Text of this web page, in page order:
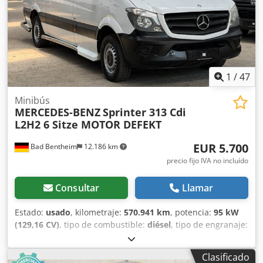
1 /47
Bad Bentheim 12.186 km
Minibús
MERCEDES-BENZSprinter 313 Cdi
L2H2 6 Sitze MOTOR DEFEKT
EUR 5.700
precio fijo IVA no incluído
Consultar Llamar
Estado: usado, kilometraje: 570.941 km, potencia: 95 kW
(129,16 CV), tipo de combustible: diésel, tipo de engranaje:
, primer registro:02/2014
(TÜV):07/2027, clase de emisión:Euro 6, color:blanco,
Clasificado